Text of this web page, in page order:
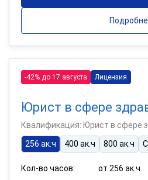
-42% до 17 августа Лицензия
Юрист в сфере
Квалификация: Юрист в сфере
256 ак.ч
400 ак.ч 800 ак.ч
Кол-во часов:
от 256 ак.ч